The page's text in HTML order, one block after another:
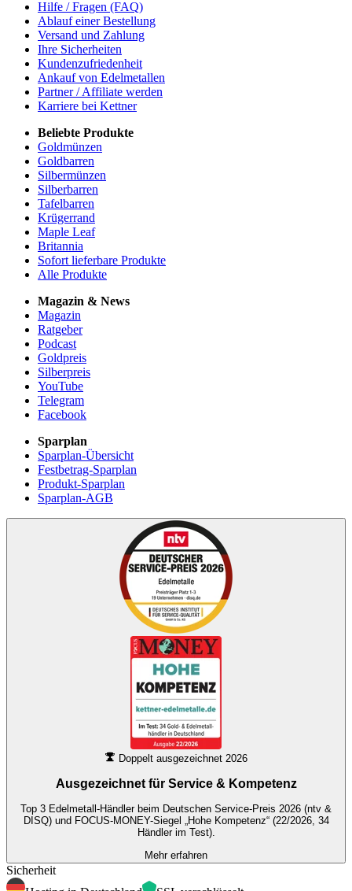
Hilfe / Fragen (FAQ)
Ablauf einer Bestellung
Versand und Zahlung
Ihre Sicherheiten
Kundenzufriedenheit
Ankauf von Edelmetallen
Partner / Affiliate werden
Karriere bei Kettner
Beliebte Produkte
Goldmünzen
Goldbarren
Silbermünzen
Silberbarren
Tafelbarren
Krügerrand
Maple Leaf
Britannia
Sofort lieferbare Produkte
Alle Produkte
Magazin & News
Magazin
Ratgeber
Podcast
Goldpreis
Silberpreis
YouTube
Telegram
Facebook
Sparplan
Sparplan-Übersicht
Festbetrag-Sparplan
Produkt-Sparplan
Sparplan-AGB
Doppelt ausgezeichnet 2026
Ausgezeichnet für Service & Kompetenz
Top 3 Edelmetall-Händler beim Deutschen Service-Preis 2026 (ntv &
DISQ) und FOCUS-MONEY-Siegel „Hohe Kompetenz“ (22/2026, 34
Händler im Test).
Mehr erfahren
Sicherheit